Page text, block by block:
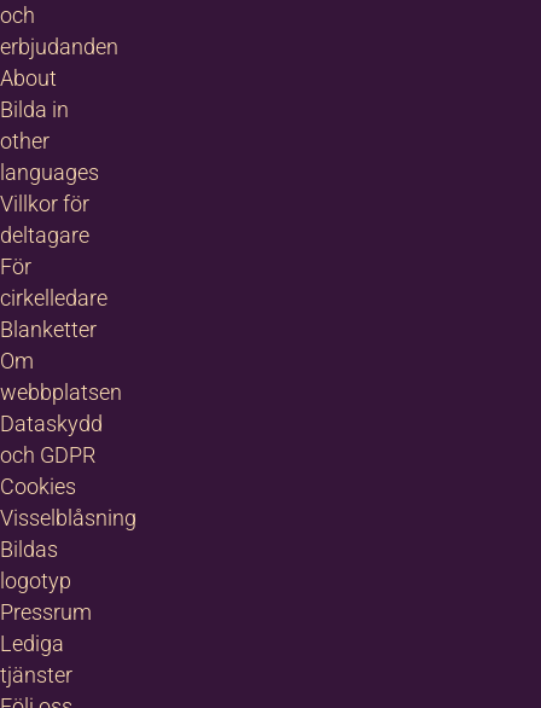
och
erbjudanden
About
Bilda in
other
languages
Villkor för
deltagare
För
cirkelledare
Blanketter
Om
webbplatsen
Dataskydd
och GDPR
Cookies
Visselblåsning
Bildas
logotyp
Pressrum
Lediga
tjänster